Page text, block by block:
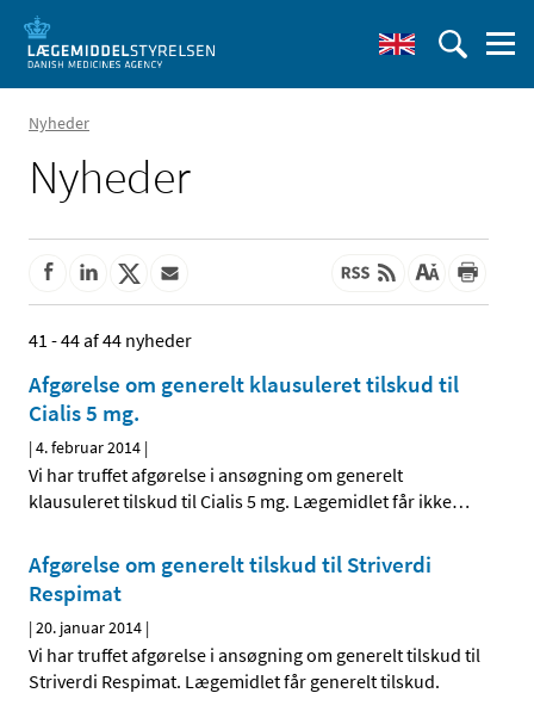
Nyheder
Nyheder
41 - 44 af 44 nyheder
Afgørelse om generelt klausuleret tilskud til
Cialis 5 mg.
|4. februar 2014 |
Vi har truffet afgørelse i ansøgning om generelt
klausuleret tilskud til Cialis 5 mg. Lægemidlet får ikke…
Afgørelse om generelt tilskud til Striverdi
Respimat
|20. januar 2014 |
Vi har truffet afgørelse i ansøgning om generelt tilskud til
Striverdi Respimat. Lægemidlet får generelt tilskud.